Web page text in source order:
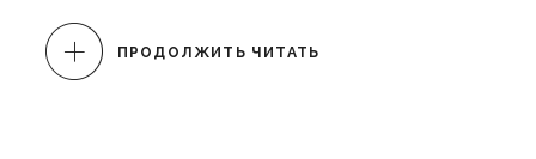
ПРОДОЛЖИТЬ ЧИТАТЬ